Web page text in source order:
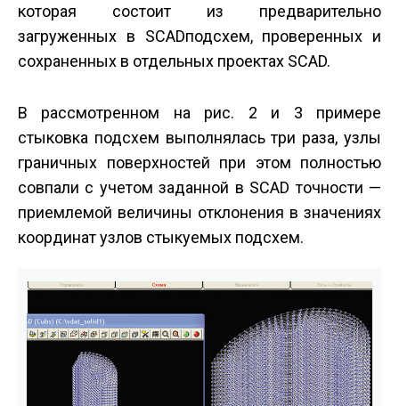
которая состоит из предварительно
загруженных в SCAD­подсхем, проверенных и
сохраненных в отдельных проектах SCAD.
В рассмотренном на рис. 2 и 3 примере
стыковка подсхем выполнялась три раза, узлы
граничных поверхностей при этом полностью
совпали с учетом заданной в SCAD точности —
приемлемой величины отклонения в значениях
координат узлов стыкуемых подсхем.